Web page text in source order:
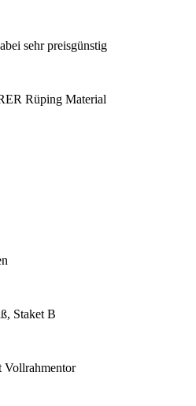
sehr preisgünstig
Rüping Material
Staket B
Vollrahmentor